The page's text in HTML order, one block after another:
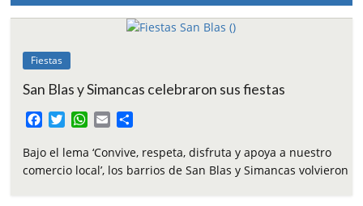
Fiestas
San Blas y Simancas celebraron sus fiestas
c
e
i
t
W
a
t
a
i
m
p
Bajo el lema ‘Convive, respeta, disfruta y apoya a nuestro
comercio local’, los barrios de San Blas y Simancas volvieron